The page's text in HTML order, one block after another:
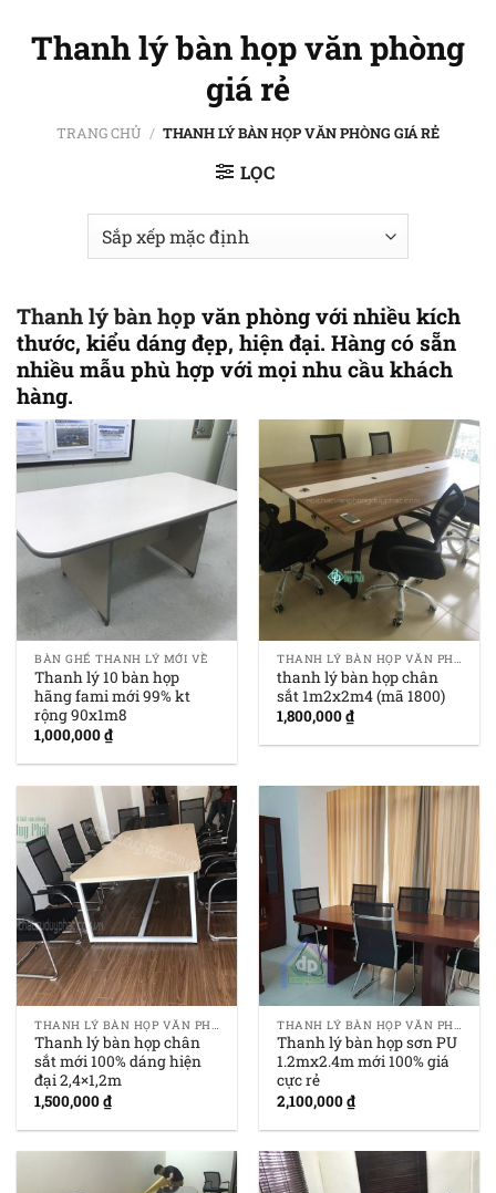
Thanh lý bàn họp văn phòng
giá rẻ
TRANG CHỦ / THANH LÝ BÀN HỌP VĂN PHÒNG GIÁ RẺ
LỌC
Thanh lý bàn họp văn phòng với nhiều kích
thước, kiểu dáng đẹp, hiện đại. Hàng có sẵn
nhiều mẫu phù hợp với mọi nhu cầu khách
hàng.
BÀN GHẾ THANH LÝ MỚI VỀ
Thanh lý 10 bàn họp
hãng fami mới 99% kt
rộng 90x1m8
1,000,000₫
THANH LÝ BÀN HỌP VĂN PHÒNG GIÁ RẺ
thanh lý bàn họp chân
sắt 1m2x2m4 (mã 1800)
1,800,000₫
Thanh lý bàn họp chân
sắt mới 100% dáng hiện
đại 2,4×1,2m
1,500,000₫
Thanh lý bàn họp sơn PU
1.2mx2.4m mới 100% giá
cực rẻ
2,100,000₫